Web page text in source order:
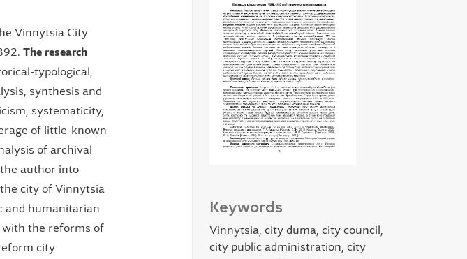
Keywords
Vinnytsia, city duma, city council,
city public administration, city
Vinnytsia City
The research
typological,
synthesis and
systematicity,
of little-known
of archival
author into
city of Vinnytsia
and humanitarian
with the reforms of
city